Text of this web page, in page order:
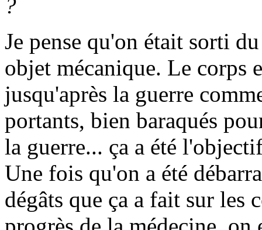
?
Je pense qu'on était sorti
objet mécanique. Le corps
jusqu'après la guerre
portants, bien baraqués
la guerre... ça a été
Une fois qu'on a été
dégâts que ça a fait sur les